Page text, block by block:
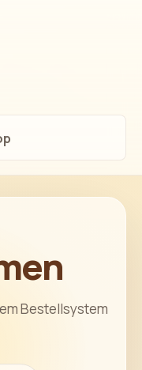
Bestellsystem